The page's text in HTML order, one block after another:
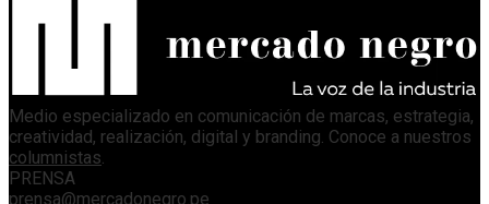
Medio especializado en comunicación de marcas, estrategia,
creatividad, realización, digital y branding. Conoce a nuestros
columnistas
PRENSA
prensa@mercadonegro.pe